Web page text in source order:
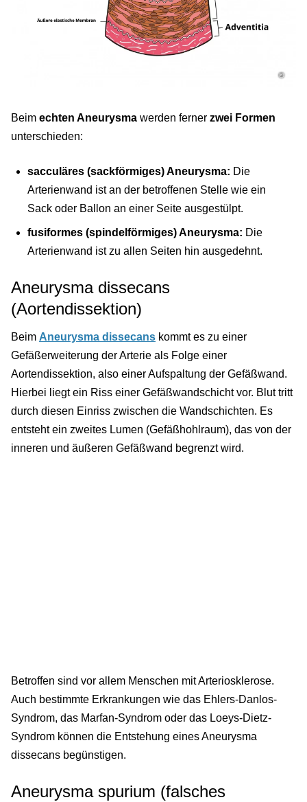
©
Beim echten Aneurysma werden ferner zwei Formen
unterschieden:
sacculäres (sackförmiges) Aneurysma: Die
Arterienwand ist an der betroffenen Stelle wie ein
Sack oder Ballon an einer Seite ausgestülpt.
fusiformes (spindelförmiges) Aneurysma: Die
Arterienwand ist zu allen Seiten hin ausgedehnt.
Aneurysma dissecans
(Aortendissektion)
Beim Aneurysma dissecans kommt es zu einer
Gefäßerweiterung der Arterie als Folge einer
Aortendissektion, also einer Aufspaltung der Gefäßwand.
Hierbei liegt ein Riss einer Gefäßwandschicht vor. Blut tritt
durch diesen Einriss zwischen die Wandschichten. Es
entsteht ein zweites Lumen (Gefäßhohlraum), das von der
inneren und äußeren Gefäßwand begrenzt wird.
Betroffen sind vor allem Menschen mit Arteriosklerose.
Auch bestimmte Erkrankungen wie das Ehlers-Danlos-
Syndrom, das Marfan-Syndrom oder das Loeys-Dietz-
Syndrom können die Entstehung eines Aneurysma
dissecans begünstigen.
Aneurysma spurium (falsches